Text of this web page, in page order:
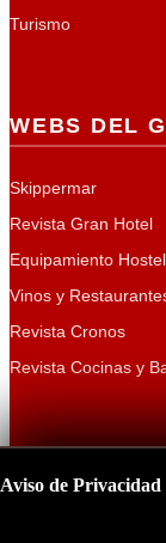
Turismo
WEBS DEL
Skippermar
Revista Gran Hotel
Equipamiento
Vinos y
Revista Cronos
Revista Cocinas y
Aviso de Privacidad